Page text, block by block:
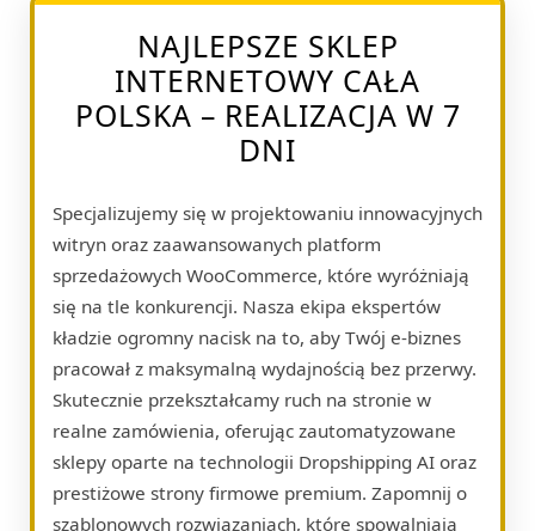
NAJLEPSZE SKLEP
INTERNETOWY CAŁA
POLSKA – REALIZACJA W 7
DNI
Specjalizujemy się w projektowaniu innowacyjnych
witryn oraz zaawansowanych platform
sprzedażowych WooCommerce, które wyróżniają
się na tle konkurencji. Nasza ekipa ekspertów
kładzie ogromny nacisk na to, aby Twój e-biznes
pracował z maksymalną wydajnością bez przerwy.
Skutecznie przekształcamy ruch na stronie w
realne zamówienia, oferując zautomatyzowane
sklepy oparte na technologii Dropshipping AI oraz
prestiżowe strony firmowe premium. Zapomnij o
szablonowych rozwiązaniach, które spowalniają